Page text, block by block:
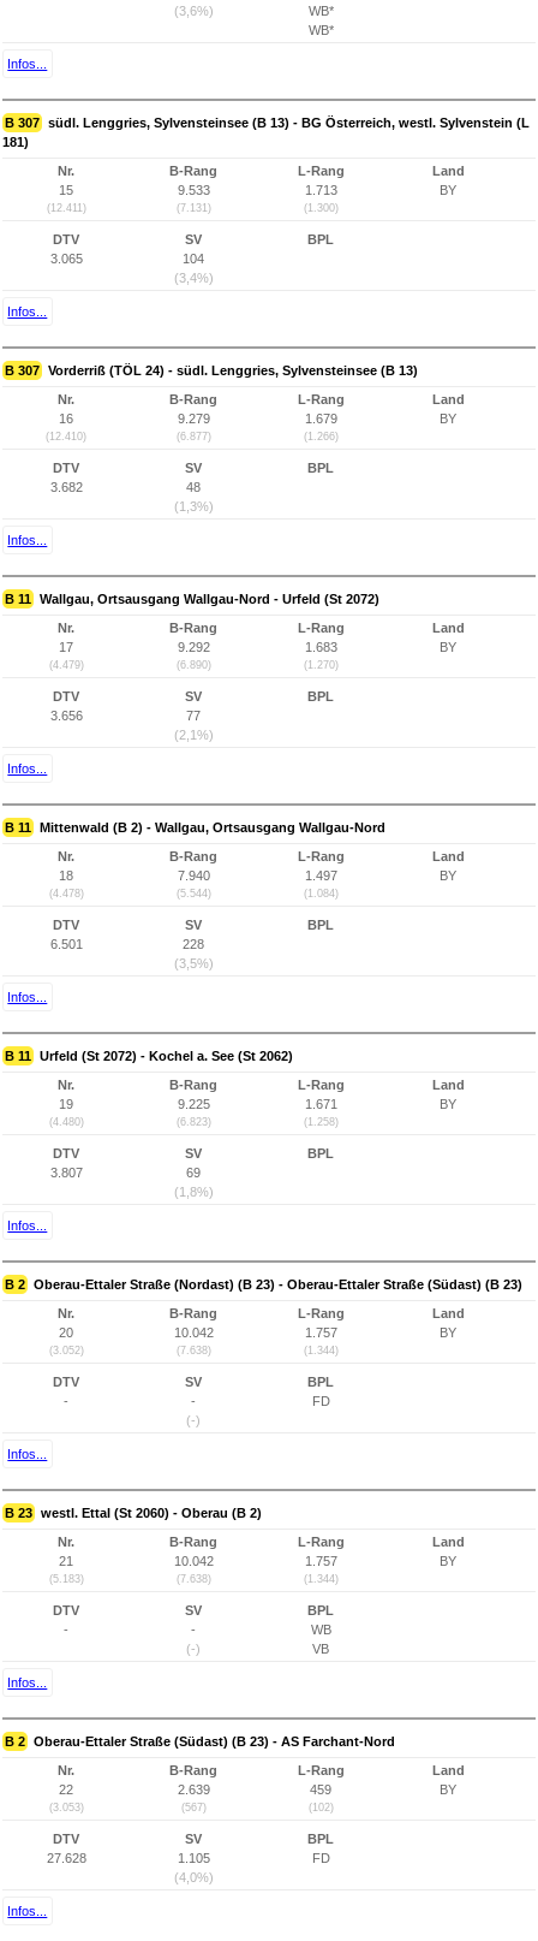
(3,6%)
WB*
WB*
Infos...
B 307 südl. Lenggries, Sylvensteinsee (B 13) - BG Österreich, westl. Sylvenstein (L
181)
Nr.
15
(12.411)
B-Rang
9.533
(7.131)
L-Rang
1.713
(1.300)
Land
BY
DTV
3.065
SV
104
(3,4%)
BPL
Infos...
B 307 Vorderriß (TÖL 24) - südl. Lenggries, Sylvensteinsee (B 13)
Nr.
16
(12.410)
B-Rang
9.279
(6.877)
L-Rang
1.679
(1.266)
Land
BY
DTV
3.682
SV
48
(1,3%)
BPL
Infos...
B 11 Wallgau, Ortsausgang Wallgau-Nord - Urfeld (St 2072)
Nr.
17
(4.479)
B-Rang
9.292
(6.890)
L-Rang
1.683
(1.270)
Land
BY
DTV
3.656
SV
77
(2,1%)
BPL
Infos...
B 11 Mittenwald (B 2) - Wallgau, Ortsausgang Wallgau-Nord
Nr.
18
(4.478)
B-Rang
7.940
(5.544)
L-Rang
1.497
(1.084)
Land
BY
DTV
6.501
SV
228
(3,5%)
BPL
Infos...
B 11 Urfeld (St 2072) - Kochel a. See (St 2062)
Nr.
19
(4.480)
B-Rang
9.225
(6.823)
L-Rang
1.671
(1.258)
Land
BY
DTV
3.807
SV
69
(1,8%)
BPL
Infos...
B 2 Oberau-Ettaler Straße (Nordast) (B 23) - Oberau-Ettaler Straße (Südast) (B 23)
Nr.
20
(3.052)
B-Rang
10.042
(7.638)
L-Rang
1.757
(1.344)
Land
BY
DTV
-
SV
-
(-)
BPL
FD
Infos...
B 23 westl. Ettal (St 2060) - Oberau (B 2)
Nr.
21
(5.183)
B-Rang
10.042
(7.638)
L-Rang
1.757
(1.344)
Land
BY
DTV
-
SV
-
(-)
BPL
WB
VB
Infos...
B 2 Oberau-Ettaler Straße (Südast) (B 23) - AS Farchant-Nord
Nr.
22
(3.053)
B-Rang
2.639
(567)
L-Rang
459
(102)
Land
BY
DTV
27.628
SV
1.105
(4,0%)
BPL
FD
Infos...